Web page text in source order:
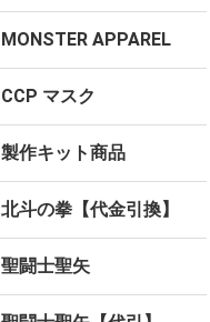
MONSTER APPAREL
CCP マスク
製作キット商品
北斗の拳【代金引換】
聖闘士聖矢